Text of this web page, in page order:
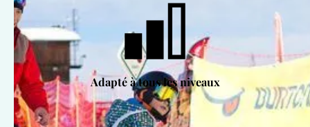
Adapté à tous les niveaux